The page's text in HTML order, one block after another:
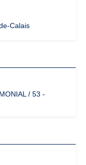
Calais
/ 53 -